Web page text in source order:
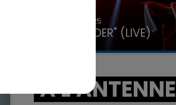
31 janvier 2025
GIMS "SPIDER" (LIVE)
A L'ANTENNE